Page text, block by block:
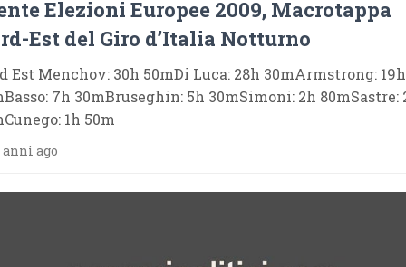
Elezioni Europee 2009, Macrotappa
Est del Giro d’Italia Notturno
Est Menchov: 30h 50mDi Luca: 28h 30mArmstrong: 19h
7h 30mBruseghin: 5h 30mSimoni: 2h 80mSastre:
1h 50m
anni ago